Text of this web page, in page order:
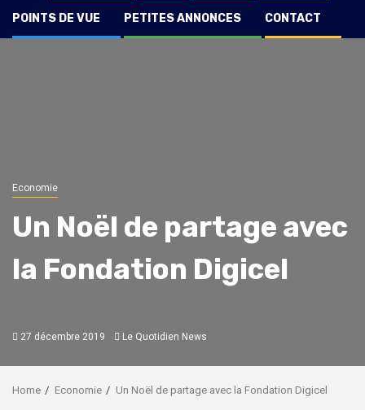
POINTS DE VUE PETITES ANNONCES CONTACT
Economie
Un Noël de partage avec
la Fondation Digicel
27 décembre 2019 Le Quotidien News
Home Economie Un Noël de partage avec la Fondation Digicel